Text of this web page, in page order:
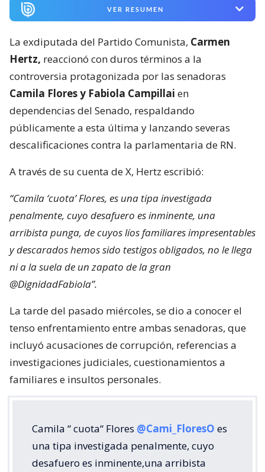
VER RESUMEN
La exdiputada del Partido Comunista, Carmen
Hertz, reaccionó con duros términos a la
controversia protagonizada por las senadoras
Camila Flores y Fabiola Campillai en
dependencias del Senado, respaldando
públicamente a esta última y lanzando severas
descalificaciones contra la parlamentaria de RN.
A través de su cuenta de X, Hertz escribió:
“Camila ‘cuota’ Flores, es una tipa investigada
penalmente, cuyo desafuero es inminente, una
arribista punga, de cuyos líos familiares impresentables
y descarados hemos sido testigos obligados, no le llega
ni a la suela de un zapato de la gran
@DignidadFabiola”.
La tarde del pasado miércoles, se dio a conocer el
tenso enfrentamiento entre ambas senadoras, que
incluyó acusaciones de corrupción, referencias a
investigaciones judiciales, cuestionamientos a
familiares e insultos personales.
Camila “ cuota“ Flores @Cami_FloresO es
una tipa investigada penalmente, cuyo
desafuero es inminente,una arribista